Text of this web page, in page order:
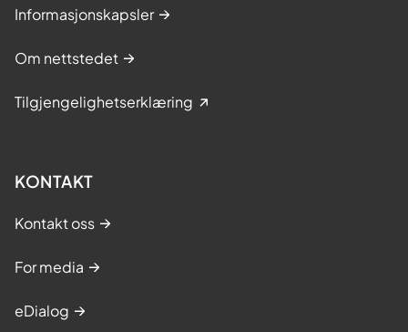
Informasjonskapsler
Om nettstedet
Tilgjengelighetserklæring
KONTAKT
Kontakt oss
For media
eDialog